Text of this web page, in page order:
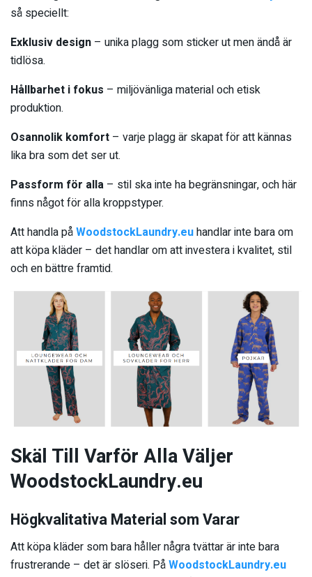
så speciellt:
Exklusiv design – unika plagg som sticker ut men ändå är
tidlösa.
Hållbarhet i fokus – miljövänliga material och etisk
produktion.
Osannolik komfort – varje plagg är skapat för att kännas
lika bra som det ser ut.
Passform för alla – stil ska inte ha begränsningar, och här
finns något för alla kroppstyper.
Att handla påWoodstockLaundry.euhandlar inte bara om
att köpa kläder – det handlar om att investera i kvalitet, stil
och en bättre framtid.
Skäl Till Varför Alla Väljer
WoodstockLaundry.eu
Högkvalitativa Material som Varar
Att köpa kläder som bara håller några tvättar är inte bara
frustrerande – det är slöseri. PåWoodstockLaundry.eu